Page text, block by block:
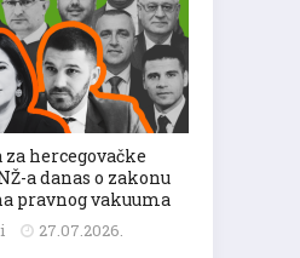
hercegovačke
a danas o zakonu
pravnog vakuuma
27.07.2026.